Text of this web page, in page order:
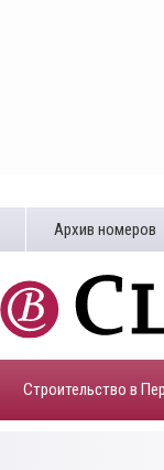
Архив номеров
Строительство в